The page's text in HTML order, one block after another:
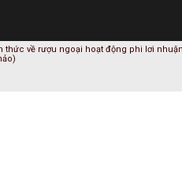
thức về rượu ngoại hoạt động phi lơi